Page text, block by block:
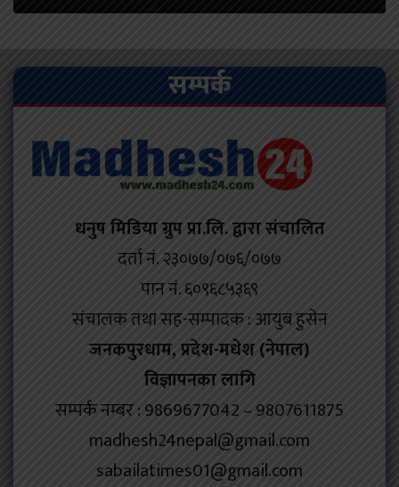
सम्पर्क
धनुष मिडिया ग्रुप प्रा.लि. द्वारा संचालित
दर्ता नं. २३०७७/०७६/०७७
पान नं. ६०९६८५३६९
संचालक तथा सह-सम्पादक : आयुब हुसेन
जनकपुरधाम, प्रदेश-मधेश (नेपाल)
विज्ञापनका लागि
सम्पर्क नम्बर : 9869677042 – 9807611875
madhesh24nepal@gmail.com
sabailatimes01@gmail.com